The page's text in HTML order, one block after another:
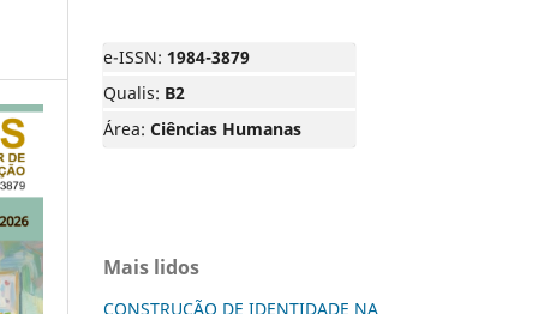
e-ISSN: 1984-3879
Qualis: B2
Área: Ciências Humanas
Mais lidos
CONSTRUÇÃO DE IDENTIDADE NA